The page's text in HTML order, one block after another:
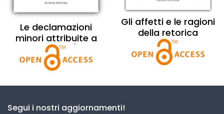
Le declamazioni
minori attribuite a
Quintiliano II (293-
339)
Gli affetti e le ragioni
della retorica
Segui i nostri aggiornamenti!